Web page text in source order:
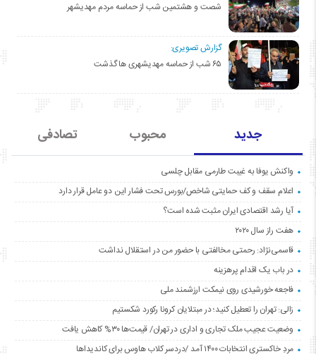
شصت و هشتمین شب از حماسه مردم مهدیشهر
گزارش تصویری:
۶۵ شب از حماسه مهدیشهری ها گذشت
جدید محبوب تصادفی
واکنش یوفا به غیبت طارمی مقابل چلسی
اعلام سقف و کف حمایتی شاخص/بورس تحت فشار این دو عامل قرار دارد
آیا رشد اقتصادی ایران مثبت شده است؟
هفت راز سال ۲۰۲۰
قاسمی‌نژاد: رحمتی مخالفتی با حضور من در استقلال نداشت
در باب یک اقدام پرهزینه
فاجعه خورشیدی روی نیمکت ارزشمند ملی
زالی: تهران را تعطیل کنید؛ در مبتلایان کرونا رکورد شکستیم
وضعیت عجیب ملک تجاری و اداری در تهران/ قیمت‌ها ۳۰% کاهش یافت
مردِ خاکستری انتخابات ۱۴۰۰ آمد /دردسر کلاب هاوس برای کاندیداها